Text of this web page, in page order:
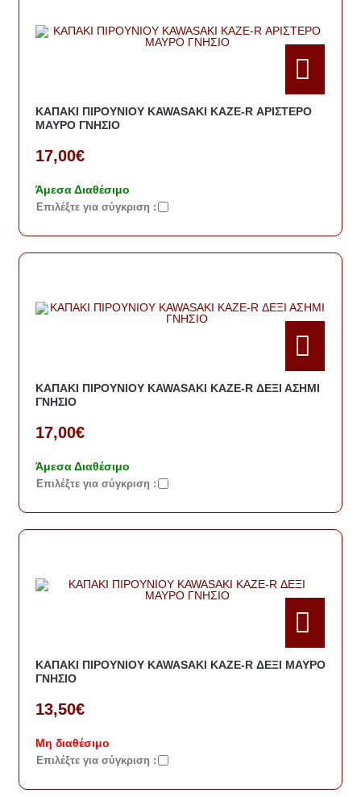
ΚΑΠΑΚΙ ΠΙΡΟΥΝΙΟΥ KAWASAKI KAZE-R ΑΡΙΣΤΕΡΟ
ΜΑΥΡΟ ΓΝΗΣΙΟ
17,00€
Άμεσα Διαθέσιμο
Eπιλέξτε για σύγκριση :
ΚΑΠΑΚΙ ΠΙΡΟΥΝΙΟΥ KAWASAKI KAZE-R ΔΕΞΙ ΑΣΗΜΙ
ΓΝΗΣΙΟ
17,00€
Άμεσα Διαθέσιμο
Eπιλέξτε για σύγκριση :
ΚΑΠΑΚΙ ΠΙΡΟΥΝΙΟΥ KAWASAKI KAZE-R ΔΕΞΙ ΜΑΥΡΟ
ΓΝΗΣΙΟ
13,50€
Μη διαθέσιμο
Eπιλέξτε για σύγκριση :